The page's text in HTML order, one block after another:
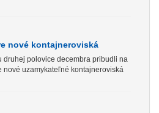
nové kontajneroviská
druhej polovice decembra pribudli na
nové uzamykateľné kontajneroviská